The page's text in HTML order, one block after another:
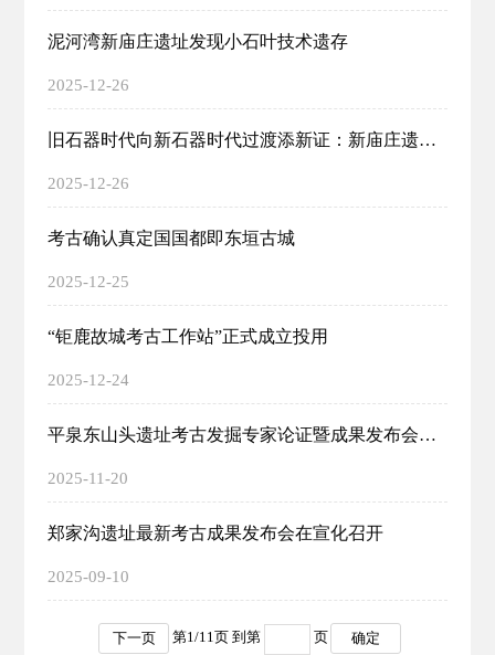
泥河湾新庙庄遗址发现小石叶技术遗存
2025-12-26
旧石器时代向新石器时代过渡添新证：新庙庄遗址发现数万年前热处理石料与装饰品
2025-12-26
考古确认真定国国都即东垣古城
2025-12-25
“钜鹿故城考古工作站”正式成立投用
2025-12-24
平泉东山头遗址考古发掘专家论证暨成果发布会举行 燕山北麓红山文化考古取得重要发现
2025-11-20
郑家沟遗址最新考古成果发布会在宣化召开
2025-09-10
下一页 第1/11页 到第 页 确定